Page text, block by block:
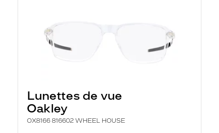
Lunettes de vue
Oakley
OX8166 816602 WHEEL HOUSE